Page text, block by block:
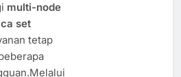
multi-node
set
tetap